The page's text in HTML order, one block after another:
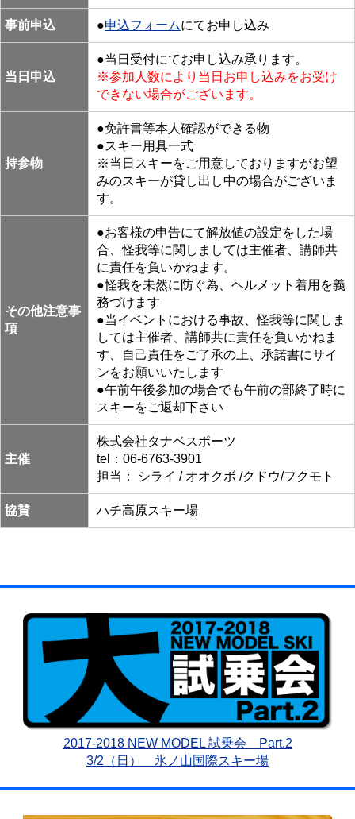
事前申込 ●申込フォームにてお申し込み
当日申込
●当日受付にてお申し込み承ります。
※参加人数により当日お申し込みをお受け
できない場合がございます。
持参物
●免許書等本人確認ができる物
●スキー用具一式
※当日スキーをご用意しておりますがお望
みのスキーが貸し出し中の場合がございま
す。
その他注意事
項
●お客様の申告にて解放値の設定をした場
合、怪我等に関しましては主催者、講師共
に責任を負いかねます。
●怪我を未然に防ぐ為、ヘルメット着用を義
務づけます
●当イベントにおける事故、怪我等に関しま
しては主催者、講師共に責任を負いかねま
す、自己責任をご了承の上、承諾書にサイ
ンをお願いいたします
●午前午後参加の場合でも午前の部終了時に
スキーをご返却下さい
主催
株式会社タナベスポーツ
tel：06-6763-3901
担当： シライ / オオクボ /クドウ/フクモト
協賛 ハチ高原スキー場
2017-2018 NEW MODEL 試乗会 Part.2
3/2（日） 氷ノ山国際スキー場